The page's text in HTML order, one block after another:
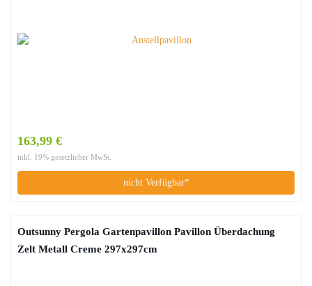
163,99 €
inkl. 19% gesetzlicher MwSt.
nicht Verfügbar*
Outsunny Pergola Gartenpavillon Pavillon Überdachung
Zelt Metall Creme 297x297cm